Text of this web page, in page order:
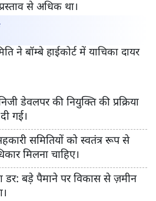
से अधिक था।
ने बॉम्बे हाईकोर्ट में याचिका दायर
डेवलपर की नियुक्ति की प्रक्रिया
गई।
समितियों को स्वतंत्र रूप से
मिलना चाहिए।
डर: बड़े पैमाने पर विकास से ज़मीन